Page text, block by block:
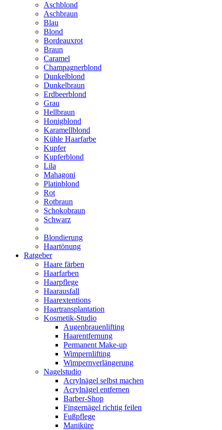
Aschblond
Aschbraun
Blau
Blond
Bordeauxrot
Braun
Caramel
Champagnerblond
Dunkelblond
Dunkelbraun
Erdbeerblond
Grau
Hellbraun
Honigblond
Karamellblond
Kühle Haarfarbe
Kupfer
Kupferblond
Lila
Mahagoni
Platinblond
Rot
Rotbraun
Schokobraun
Schwarz
Blondierung
Haartönung
Ratgeber
Haare färben
Haarfarben
Haarpflege
Haarausfall
Haarextentions
Haartransplantation
Kosmetik-Studio
Augenbrauenlifting
Haarentfernung
Permanent Make-up
Wimpernlifting
Wimpernverlängerung
Nagelstudio
Acrylnägel selbst machen
Acrylnägel entfernen
Barber-Shop
Fingernägel richtig feilen
Fußpflege
Maniküre